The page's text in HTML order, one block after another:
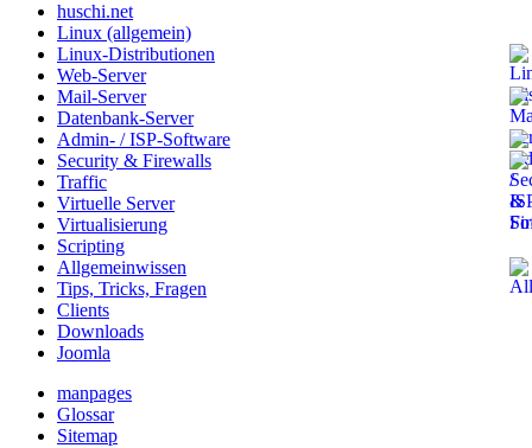
huschi.net
Linux (allgemein)
Linux-Distributionen
Web-Server
Mail-Server
Datenbank-Server
Admin- / ISP-Software
Security & Firewalls
Traffic
Virtuelle Server
Virtualisierung
Scripting
Allgemeinwissen
Tips, Tricks, Fragen
Clients
Downloads
Joomla
manpages
Glossar
Sitemap